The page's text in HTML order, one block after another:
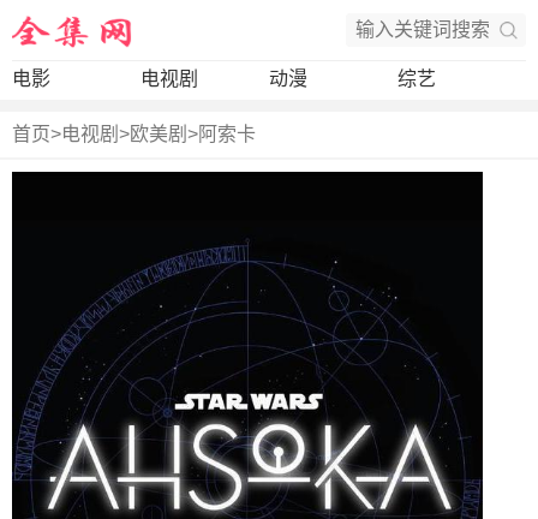
电影 电视剧 动漫 综艺
首页>电视剧 >欧美剧 >阿索卡